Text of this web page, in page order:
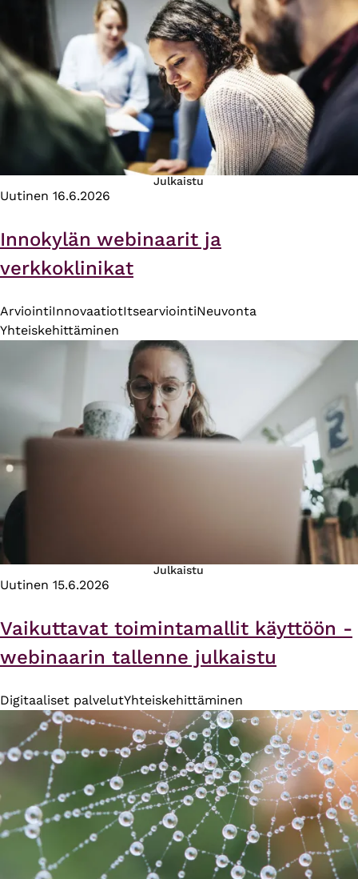
Julkaistu
Uutinen 16.6.2026
Innokylän webinaarit ja
verkkoklinikat
ArviointiInnovaatiotItsearviointiNeuvonta
Yhteiskehittäminen
Julkaistu
Uutinen 15.6.2026
Vaikuttavat toimintamallit käyttöön -
webinaarin tallenne julkaistu
Digitaaliset palvelutYhteiskehittäminen